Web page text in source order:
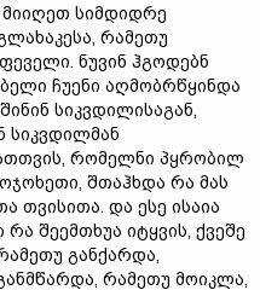
სიმდიდრე
რამეთუ
ნუვინ ჰგოდებნ
ჩუენი აღმობრწყინდა
სიკვდილისაგან,
სიკვდილმან
რომელნი პყრობილ
შთაჰხდა რა მას
თვისითა. და ესე ისაია
შეემთხუა იტყვის, ქვეშე
განქარდა,
რამეთუ მოიკლა,